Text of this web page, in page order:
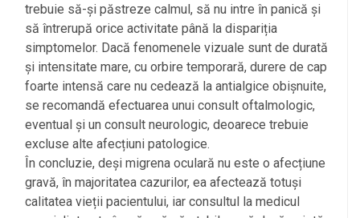
trebuie să-și păstreze calmul, să nu intre în panică și
să întrerupă orice activitate până la dispariția
simptomelor. Dacă fenomenele vizuale sunt de durată
și intensitate mare, cu orbire temporară, durere de cap
foarte intensă care nu cedează la antialgice obișnuite,
se recomandă efectuarea unui consult oftalmologic,
eventual și un consult neurologic, deoarece trebuie
excluse alte afecțiuni patologice.
În concluzie, deși migrena oculară nu este o afecțiune
gravă, în majoritatea cazurilor, ea afectează totuși
calitatea vieții pacientului, iar consultul la medicul